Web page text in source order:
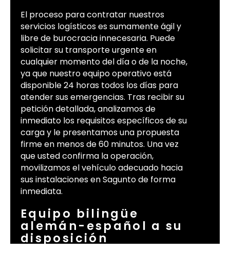
El proceso para contratar nuestros
servicios logísticos es sumamente ágil y
libre de burocracia innecesaria. Puede
solicitar su transporte urgente en
cualquier momento del día o de la noche,
ya que nuestro equipo operativo está
disponible 24 horas todos los días para
atender sus emergencias. Tras recibir su
petición detallada, analizamos de
inmediato los requisitos específicos de su
carga y le presentamos una propuesta
firme en menos de 60 minutos. Una vez
que usted confirma la operación,
movilizamos el vehículo adecuado hacia
sus instalaciones en Sagunto de forma
inmediata.
Equipo bilingüe
alemán-español a su
disposición